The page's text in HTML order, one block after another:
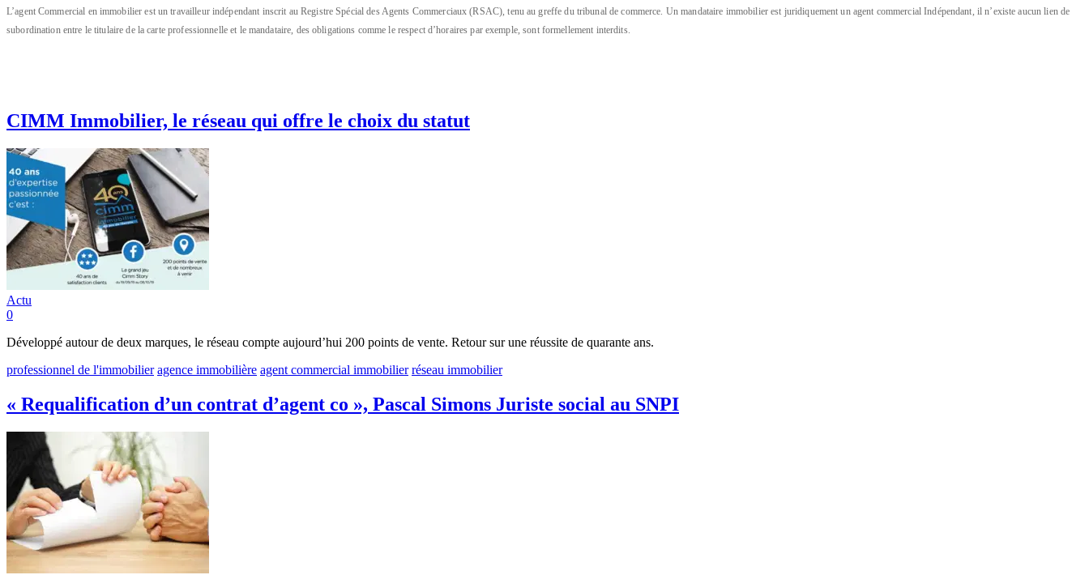
L’agent Commercial en immobilier est un travailleur indépendant inscrit au Registre Spécial des Agents Commerciaux (RSAC), tenu au greffe du tribunal de commerce. Un mandataire immobilier est juridiquement un agent commercial Indépendant, il n’existe aucun lien de
subordination entre le titulaire de la carte professionnelle et le mandataire, des obligations comme le respect d’horaires par exemple, sont formellement interdits.
CIMM Immobilier, le réseau qui offre le choix du statut
Actu
0
Développé autour de deux marques, le réseau compte aujourd’hui 200 points de vente. Retour sur une réussite de quarante ans.
professionnel de l'immobilier agence immobilière agent commercial immobilier réseau immobilier
« Requalification d’un contrat d’agent co », Pascal Simons Juriste social au SNPI